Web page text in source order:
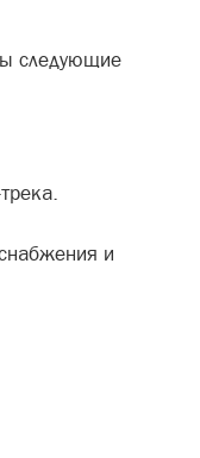
следующие
и